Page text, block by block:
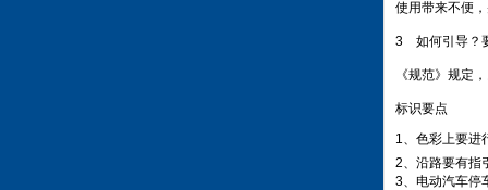
使用带来不便
3 如何引导？
《规范》规定
标识要点
1、色彩上要进
2、沿路要有指
3、电动汽车停